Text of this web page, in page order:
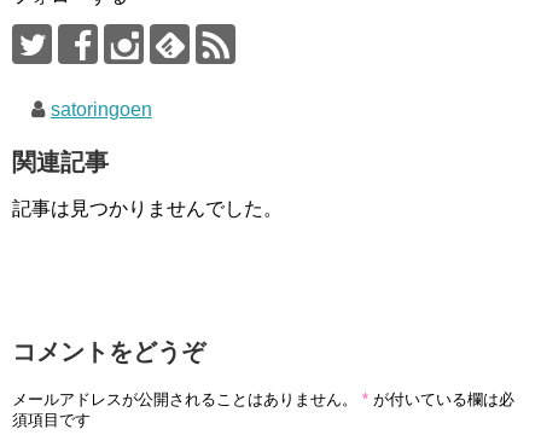
satoringoen
関連記事
記事は見つかりませんでした。
コメントをどうぞ
メールアドレスが公開されることはありません。 * が付いている欄は必
須項目です